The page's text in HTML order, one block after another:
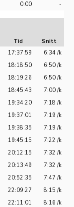
0:00 -
Tid
Snitt
17:37:59
6:34 /k
18:18:50
6:50 /k
18:19:26
6:50 /k
18:45:43
7:00 /k
19:34:20
7:18 /k
19:37:01
7:19 /k
19:38:35
7:19 /k
19:45:15
7:22 /k
20:12:15
7:32 /k
20:13:49
7:32 /k
20:52:35
7:47 /k
22:09:27
8:15 /k
22:11:01
8:16 /k